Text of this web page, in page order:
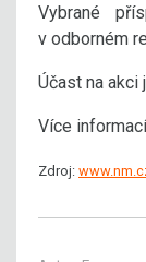
Vybrané
v odborném
Účast na akci
Více
Zdroj: